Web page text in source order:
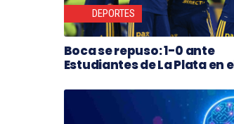
DEPORTES
Boca se repuso: 1-0 ante
Estudiantes de La Plata en